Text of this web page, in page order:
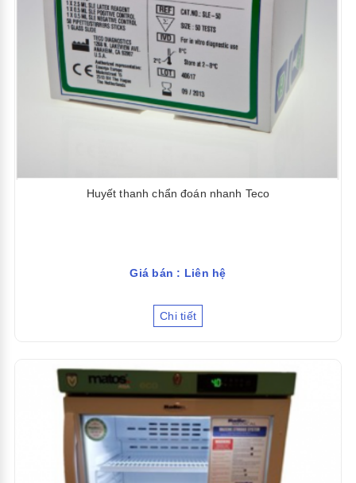
Huyết thanh chẩn đoán nhanh Teco
Giá bán : Liên hệ
Chi tiết